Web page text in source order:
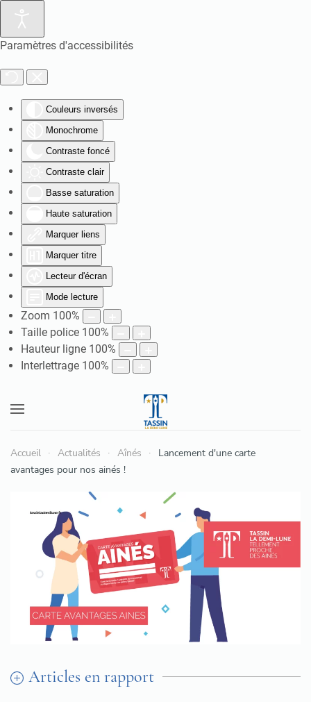
Paramètres d'accessibilités
Couleurs inversés
Monochrome
Contraste foncé
Contraste clair
Basse saturation
Haute saturation
Marquer liens
Marquer titre
Lecteur d'écran
Mode lecture
Zoom 100%
Taille police 100%
Hauteur ligne 100%
Interlettrage 100%
Accueil Actualités Aînés
Lancement d'une carte
avantages pour nos ainés !
Articles en rapport